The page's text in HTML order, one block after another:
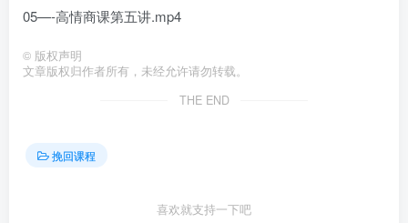
05—-高情商课第五讲.mp4
© 版权声明
文章版权归作者所有，未经允许请勿转载。
THE END
挽回课程
喜欢就支持一下吧